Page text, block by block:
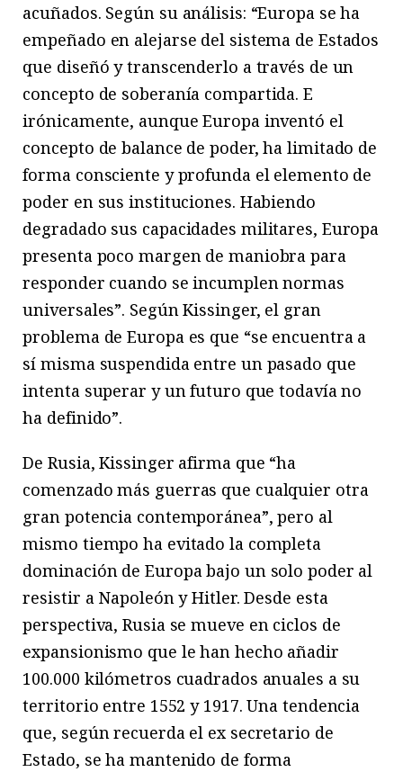
acuñados. Según su análisis: “Europa se ha
empeñado en alejarse del sistema de Estados
que diseñó y transcenderlo a través de un
concepto de soberanía compartida. E
irónicamente, aunque Europa inventó el
concepto de balance de poder, ha limitado de
forma consciente y profunda el elemento de
poder en sus instituciones. Habiendo
degradado sus capacidades militares, Europa
presenta poco margen de maniobra para
responder cuando se incumplen normas
universales”. Según Kissinger, el gran
problema de Europa es que “se encuentra a
sí misma suspendida entre un pasado que
intenta superar y un futuro que todavía no
ha definido”.
De Rusia, Kissinger afirma que “ha
comenzado más guerras que cualquier otra
gran potencia contemporánea”, pero al
mismo tiempo ha evitado la completa
dominación de Europa bajo un solo poder al
resistir a Napoleón y Hitler. Desde esta
perspectiva, Rusia se mueve en ciclos de
expansionismo que le han hecho añadir
100.000 kilómetros cuadrados anuales a su
territorio entre 1552 y 1917. Una tendencia
que, según recuerda el ex secretario de
Estado, se ha mantenido de forma